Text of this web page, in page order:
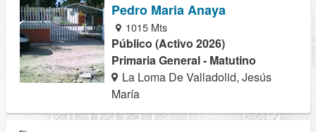
Pedro Maria Anaya
1015 Mts
Público (Activo 2026)
Primaria General - Matutino
La Loma De Valladolid, Jesús
María